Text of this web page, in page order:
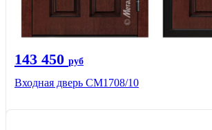
143 450 руб
Входная дверь CМ1708/10